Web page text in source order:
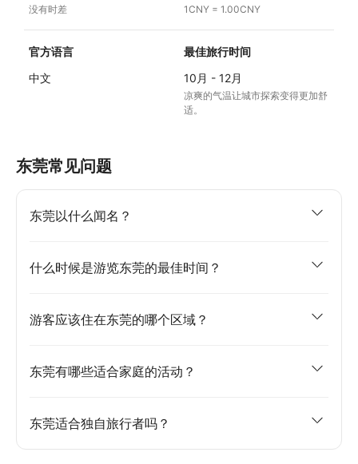
没有时差 1CNY = 1.00CNY
官方语言
中文
最佳旅行时间
10月 - 12月
凉爽的气温让城市探索变得更加舒
适。
东莞常见问题
东莞以什么闻名？
什么时候是游览东莞的最佳时间？
游客应该住在东莞的哪个区域？
东莞有哪些适合家庭的活动？
东莞适合独自旅行者吗？